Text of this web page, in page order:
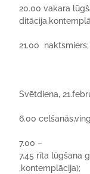
20.00vakara
ditācija,
21.00 naktsmiers;
Svētdiena,
6.00celšanās
7.00 –
7.45 rīta lūgšana
,kontemplācija);